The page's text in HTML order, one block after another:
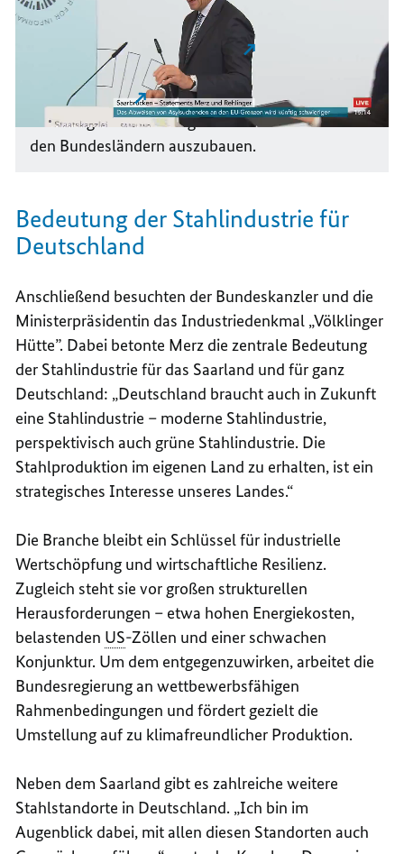
Schiff
aufallen 16 Landesregierungen. Der erste Besuch
hatte den Kanzler nachBayern
Zugspitze geführt, der zweite Besuch fand in
Niedersachsen
statt. Ziel der Besuche ist es,
die erfolgreiche und enge Zusammenarbeit mit
den Bundesländern auszubauen.
Bedeutung der Stahlindustrie für
Deutschland
Anschließend besuchten der Bundeskanzler und die
Ministerpräsidentin das Industriedenkmal „Völklinger
Hütte”. Dabei betonte Merz die zentrale Bedeutung
der Stahlindustrie für das Saarland und für ganz
Deutschland: „Deutschland braucht auch in Zukunft
eine Stahlindustrie – moderne Stahlindustrie,
perspektivisch auch grüne Stahlindustrie. Die
Stahlproduktion im eigenen Land zu erhalten, ist ein
strategisches Interesse unseres Landes.“
Die Branche bleibt ein Schlüssel für industrielle
Wertschöpfung und wirtschaftliche Resilienz.
Zugleich steht sie vor großen strukturellen
Herausforderungen – etwa hohen Energiekosten,
belastenden US-Zöllen und einer schwachen
Konjunktur. Um dem entgegenzuwirken, arbeitet die
Bundesregierung an wettbewerbsfähigen
Rahmenbedingungen und fördert gezielt die
Umstellung auf zu klimafreundlicher Produktion.
Neben dem Saarland gibt es zahlreiche weitere
Stahlstandorte in Deutschland. „Ich bin im
Augenblick dabei, mit allen diesen Standorten auch